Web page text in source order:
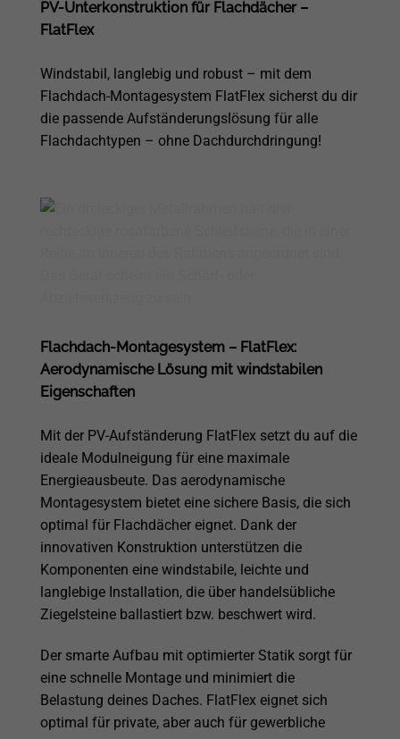
PV-Unterkonstruktion für Flachdächer –
FlatFlex
Windstabil, langlebig und robust – mit dem
Flachdach-Montagesystem FlatFlex sicherst du dir
die passende Aufständerungslösung für alle
Flachdachtypen – ohne Dachdurchdringung!
Flachdach-Montagesystem – FlatFlex:
Aerodynamische Lösung mit windstabilen
Eigenschaften
Mit der PV-Aufständerung FlatFlex setzt du auf die
ideale Modulneigung für eine maximale
Energieausbeute. Das aerodynamische
Montagesystem bietet eine sichere Basis, die sich
optimal für Flachdächer eignet. Dank der
innovativen Konstruktion unterstützen die
Komponenten eine windstabile, leichte und
langlebige Installation, die über handelsübliche
Ziegelsteine ballastiert bzw. beschwert wird.
Der smarte Aufbau mit optimierter Statik sorgt für
eine schnelle Montage und minimiert die
Belastung deines Daches. FlatFlex eignet sich
optimal für private, aber auch für gewerbliche